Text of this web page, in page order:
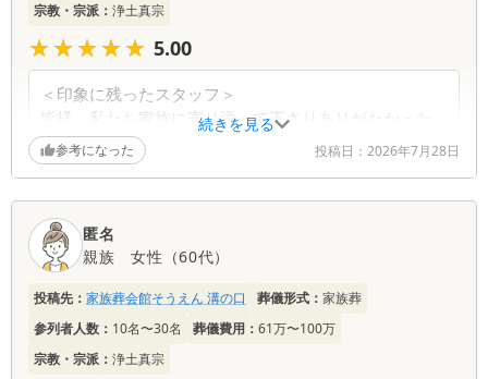
葬儀社からの返信コメント
このたびは大切なお見送りをお任せいただき、誠に
ありがとうございました。 また、ご丁寧なご感想
をお寄せいただき、心より御礼申し上げます。 担
当のNへの温かいお言葉を頂戴し、大変ありがたく
拝読いたしました。 通夜・ご葬儀ともに滞りなく
進行し、ご安心いただけたとのこと、本人にとりま
しても何よりの励みでございます。 また、ご親族
の皆様が集い、故人様との最後のお別れを穏やかに
お過ごしいただけたことを大変嬉しく思っておりま
す。 大切なひとときを安心してお任せいただけた
ことを光栄に存じます。 これからもご家族様のお
ります。 改めまして、このたびは誠にありがとう
ございました。
続きを見る
宗教・宗派： 浄土真宗
★★★★★
★★★★★ 5.00
＜印象に残ったスタッフ＞
皆様、私たち家族に寄り添って下さりありがたかった
です。Yさん、Nさんには大変お世話になりました。
男性(若い人)には少し量が少なかったかもしれませんが
女性には大満足の量でした。
＜全体のご感想＞
母が積み立てをしてくれてあったため、そちらを使い
葬儀を行いましたが、スタッフの皆様、きれいな設備
など、どれも満足でした。
参考になった 投稿日： 2026年7月28日
匿名
親族
女性 （60代）
投稿先： 家族葬会館そうえん 溝の口 葬儀形式： 家族葬
参列者人数： 10名〜30名 葬儀費用： 61万〜100万
宗教・宗派： 浄土真宗